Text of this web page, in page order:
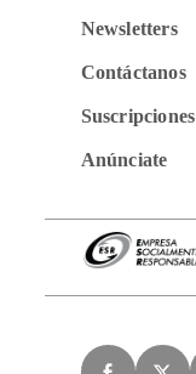
Newsletters
Contáctanos
Suscripciones
Anúnciate